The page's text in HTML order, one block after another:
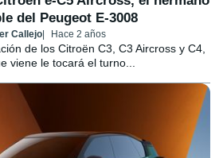
del Peugeot E-3008
Callejo Hace 2 años
de los Citroën C3, C3 Aircross y C4,
viene le tocará el turno...